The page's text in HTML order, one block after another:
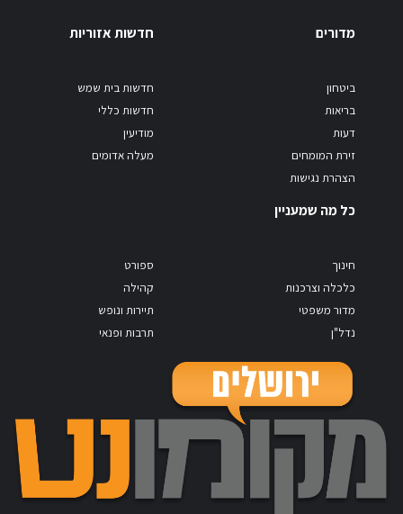
מדורים
ביטחון
בריאות
דעות
זירת המומחים
הצהרת נגישות
חדשות אזוריות
חדשות בית שמש
חדשות כללי
מודיעין
מעלה אדומים
כל מה שמעניין
חינוך
כלכלה וצרכנות
מדור משפטי
נדל"ן
ספורט
קהילה
תיירות ונופש
תרבות ופנאי